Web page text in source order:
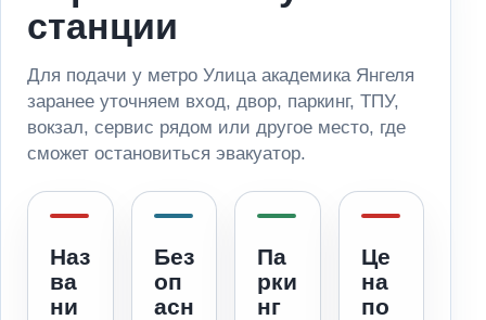
станции
Для подачи у метро Улица академика Янгеля
заранее уточняем вход, двор, паркинг, ТПУ,
вокзал, сервис рядом или другое место, где
сможет остановиться эвакуатор.
Наз
ва
ни
Без
оп
асн
Па
рки
нг
Це
на
по